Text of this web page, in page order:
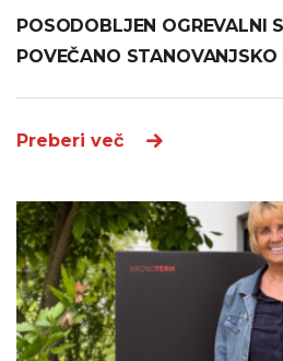
POSODOBLJEN OGREVALNI
POVEČANO STANOVANJSKO
Preberi več